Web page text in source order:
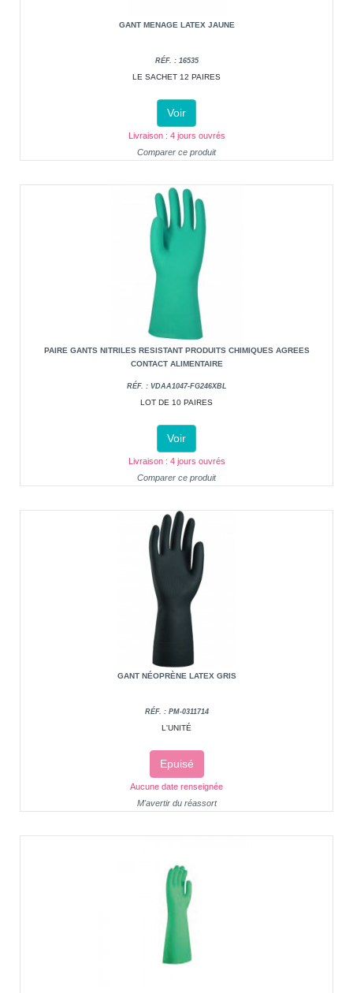
GANT MENAGE LATEX JAUNE
RÉF. : 16535
LE SACHET 12 PAIRES
Voir
Livraison : 4 jours ouvrés
Comparer ce produit
PAIRE GANTS NITRILES RESISTANT PRODUITS CHIMIQUES AGREES
CONTACT ALIMENTAIRE
RÉF. : VDAA1047-FG246XBL
LOT DE 10 PAIRES
Voir
Livraison : 4 jours ouvrés
Comparer ce produit
GANT NÉOPRÈNE LATEX GRIS
RÉF. : PM-0311714
L'UNITÉ
Epuisé
Aucune date renseignée
M'avertir du réassort